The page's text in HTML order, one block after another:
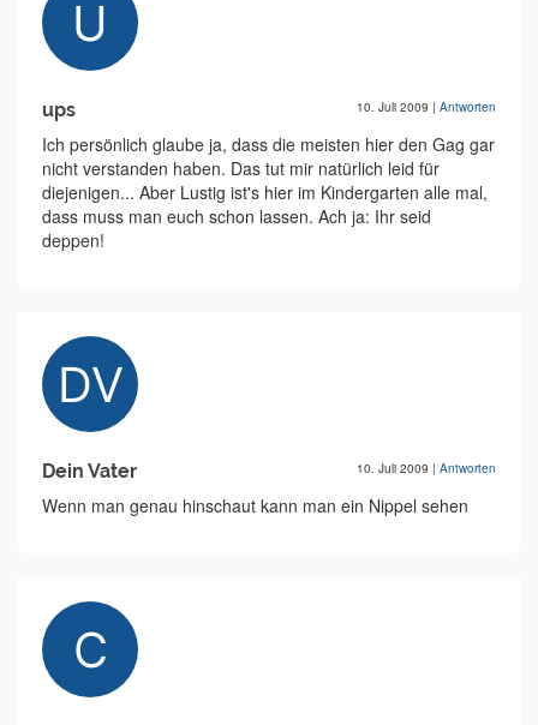
ups 10. Juli 2009 | Antworten
Ich persönlich glaube ja, dass die meisten hier den Gag gar
nicht verstanden haben. Das tut mir natürlich leid für
diejenigen... Aber Lustig ist's hier im Kindergarten alle mal,
dass muss man euch schon lassen. Ach ja: Ihr seid
deppen!
Dein Vater 10. Juli 2009 | Antworten
Wenn man genau hinschaut kann man ein Nippel sehen